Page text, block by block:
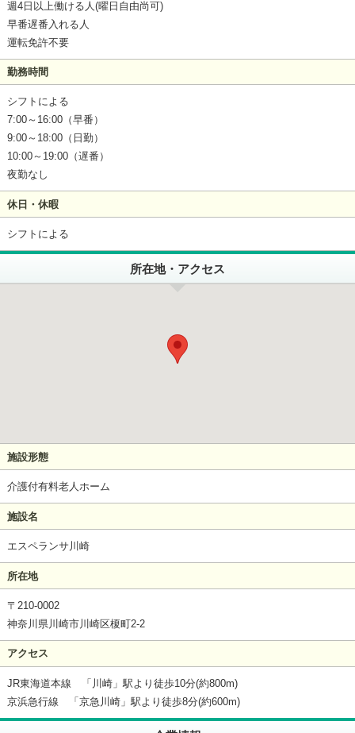
週4日以上働ける人(曜日自由尚可)
早番遅番入れる人
運転免許不要
勤務時間
シフトによる
7:00～16:00（早番）
9:00～18:00（日勤）
10:00～19:00（遅番）
夜勤なし
休日・休暇
シフトによる
所在地・アクセス
施設形態
介護付有料老人ホーム
施設名
エスペランサ川崎
所在地
〒210-0002
神奈川県川崎市川崎区榎町2-2
アクセス
JR東海道本線 「川崎」駅より徒歩10分(約800m)
京浜急行線 「京急川崎」駅より徒歩8分(約600m)